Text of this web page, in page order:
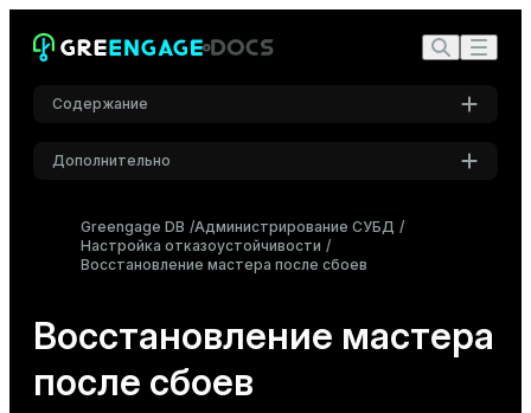
Содержание
Активация резервного мастера
Создание резервного мастера на исходном хосте
основного
Дополнительно
Шрифт
Inter
Шрифт кода
Roboto Mono
Greengage DB Администрирование СУБД
Настройка отказоустойчивости
Восстановление мастера после сбоев
Восстановление мастера
после сбоев